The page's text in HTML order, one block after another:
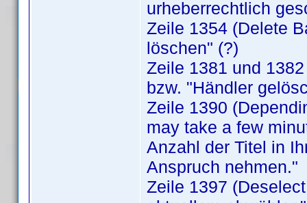
urheberrechtlich
Zeile 1354 (Delete
löschen" (?)
Zeile 1381 und
bzw. "Händler
Zeile 1390
may take a few
Anzahl der Titel in
Anspruch nehmen."
Zeile 1397